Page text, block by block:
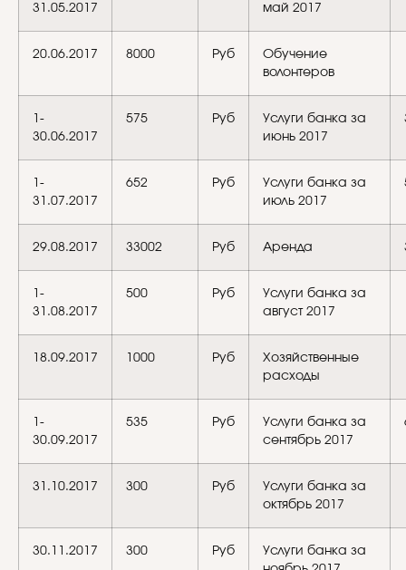
31.05.2017
май 2017
20.06.2017 8000 Руб
Обучение
волонтеров
1-
30.06.2017
575 Руб
Услуги банка за
июнь 2017
1-
31.07.2017
652 Руб
Услуги банка за
июль 2017
29.08.2017 33002 Руб Аренда
1-
31.08.2017
500 Руб
Услуги банка за
август 2017
18.09.2017 1000 Руб
Хозяйственные
расходы
1-
30.09.2017
535 Руб
Услуги банка за
сентябрь 2017
31.10.2017 300 Руб
Услуги банка за
октябрь 2017
30.11.2017 300 Руб
Услуги банка за